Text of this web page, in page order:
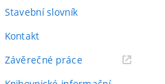
Stavební slovník
Kontakt
Závěrečné práce(externí